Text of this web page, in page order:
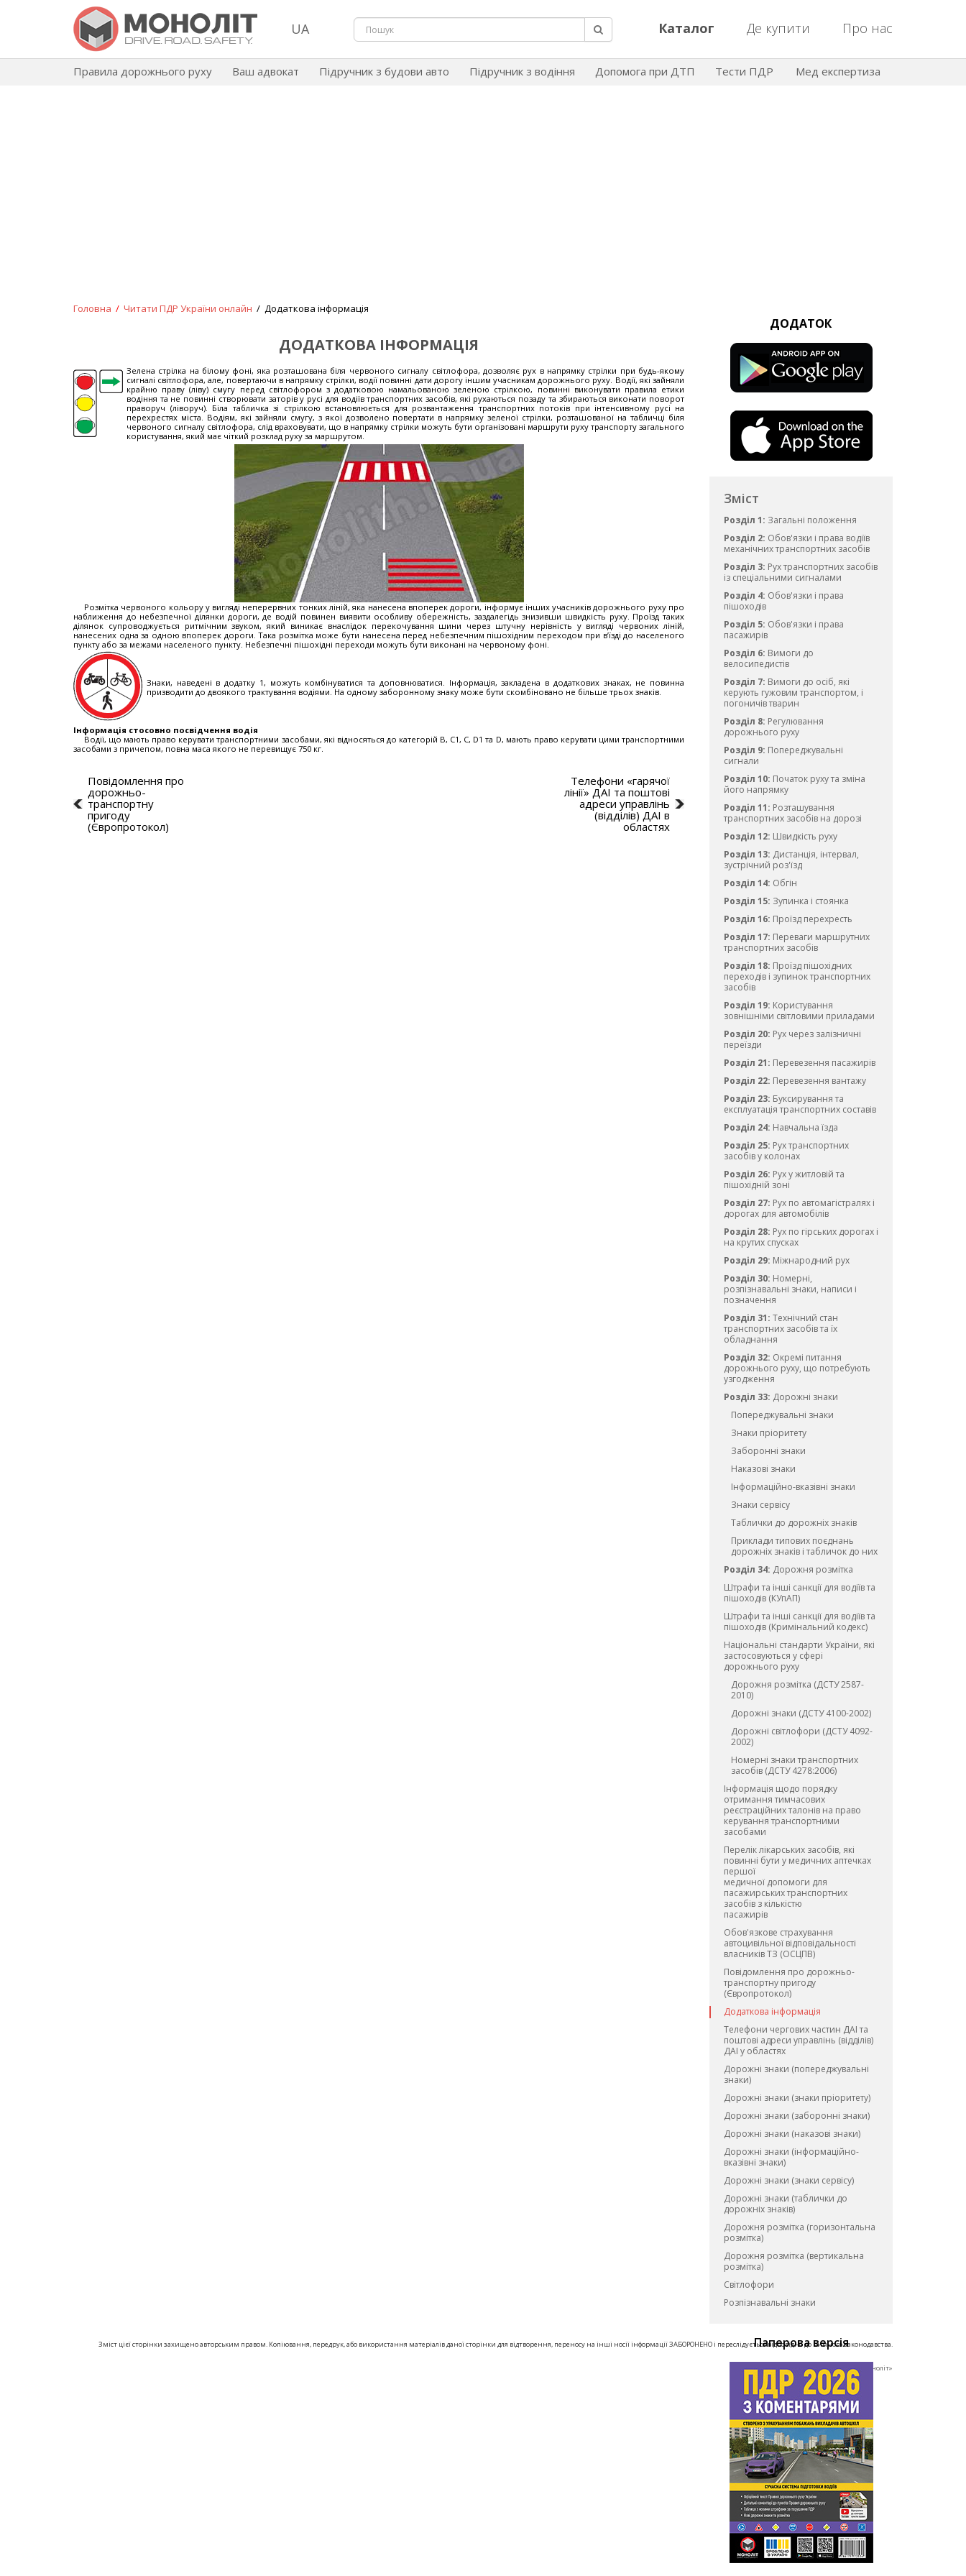
UA Каталог Де купити Про нас
Правила дорожнього руху Ваш адвокат Підручник з будови авто Підручник з водіння Допомога при ДТП Тести ПДР Мед експертиза
Головна / Читати ПДР України онлайн / Додаткова інформація
ДОДАТОК
Зміст
Розділ 1: Загальні положення
Розділ 2: Обов'язки і права водіїв
механічних транспортних засобів
Розділ 3: Рух транспортних засобів
із спеціальними сигналами
Розділ 4: Обов'язки і права
пішоходів
Розділ 5: Обов'язки і права
пасажирів
Розділ 6: Вимоги до
велосипедистів
Розділ 7: Вимоги до осіб, які
керують гужовим транспортом, і
погоничів тварин
Розділ 8: Регулювання
дорожнього руху
Розділ 9: Попереджувальні
сигнали
Розділ 10: Початок руху та зміна
його напрямку
Розділ 11: Розташування
транспортних засобів на дорозі
Розділ 12: Швидкість руху
Розділ 13: Дистанція, інтервал,
зустрічний роз'їзд
Розділ 14: Обгін
Розділ 15: Зупинка і стоянка
Розділ 16: Проїзд перехресть
Розділ 17: Переваги маршрутних
транспортних засобів
Розділ 18: Проїзд пішохідних
переходів і зупинок транспортних
засобів
Розділ 19: Користування
зовнішніми світловими приладами
Розділ 20: Рух через залізничні
переїзди
Розділ 21: Перевезення пасажирів
Розділ 22: Перевезення вантажу
Розділ 23: Буксирування та
експлуатація транспортних составів
Розділ 24: Навчальна їзда
Розділ 25: Рух транспортних
засобів у колонах
Розділ 26: Рух у житловій та
пішохідній зоні
Розділ 27: Рух по автомагістралях і
дорогах для автомобілів
Розділ 28: Рух по гірських дорогах і
на крутих спусках
Розділ 29: Міжнародний рух
Розділ 30: Номерні,
розпізнавальні знаки, написи і
позначення
Розділ 31: Технічний стан
транспортних засобів та їх
обладнання
Розділ 32: Окремі питання
дорожнього руху, що потребують
узгодження
Розділ 33: Дорожні знаки
Попереджувальні знаки
Знаки пріоритету
Заборонні знаки
Наказові знаки
Інформаційно-вказівні знаки
Знаки сервісу
Таблички до дорожніх знаків
Приклади типових поєднань
дорожніх знаків і табличок до них
Розділ 34: Дорожня розмітка
Штрафи та інші санкції для водіїв та
пішоходів (КУпАП)
Штрафи та інші санкції для водіїв та
пішоходів (Кримінальний кодекс)
Національні стандарти України, які
застосовуються у сфері
дорожнього руху
Дорожня розмітка (ДСТУ 2587-
2010)
Дорожні знаки (ДСТУ 4100-2002)
Дорожні світлофори (ДСТУ 4092-
2002)
Номерні знаки транспортних
засобів (ДСТУ 4278:2006)
Інформація щодо порядку
отримання тимчасових
реєстраційних талонів на право
керування транспортними
засобами
Перелік лікарських засобів, які
повинні бути у медичних аптечках
першої
медичної допомоги для
пасажирських транспортних
засобів з кількістю
пасажирів
Обов'язкове страхування
автоцивільної відповідальності
власників ТЗ (ОСЦПВ)
Повiдомлення про дорожньо-
транспортну пригоду
(Європротокол)
Додаткова інформація
Телефони чергових частин ДАІ та
поштові адреси управлінь (відділів)
ДАІ у областях
Дорожні знаки (попереджувальні
знаки)
Дорожні знаки (знаки пріоритету)
Дорожні знаки (заборонні знаки)
Дорожні знаки (наказові знаки)
Дорожні знаки (інформаційно-
вказівні знаки)
Дорожні знаки (знаки сервісу)
Дорожні знаки (таблички до
дорожніх знаків)
Дорожня розмітка (горизонтальна
розмітка)
Дорожня розмітка (вертикальна
розмітка)
Світлофори
Розпізнавальні знаки
Паперова версiя
ДОДАТКОВА ІНФОРМАЦІЯ
Зелена стрілка на білому фоні, яка розташована біля червоного сигналу світлофора, дозволяє рух в напрямку стрілки при будь-якому
сигналі світлофора, але, повертаючи в напрямку стрілки, водії повинні дати дорогу іншим учасникам дорожнього руху. Водії, які зайняли
крайню праву (ліву) смугу перед світлофором з додатковою намальованою зеленою стрілкою, повинні виконувати правила етики
водіння та не повинні створювати заторів у русі для водіїв транспортних засобів, які рухаються позаду та збираються виконати поворот
праворуч (ліворуч). Біла табличка зі стрілкою встановлюється для розвантаження транспортних потоків при інтенсивному русі на
перехрестях міста. Водіям, які зайняли смугу, з якої дозволено повертати в напрямку зеленої стрілки, розташованої на табличці біля
червоного сигналу світлофора, слід враховувати, що в напрямку стрілки можуть бути організовані маршрути руху транспорту загального
користування, який має чіткий розклад руху за маршрутом.
Розмітка червоного кольору у вигляді неперервних тонких ліній, яка нанесена впоперек дороги, інформує інших учасників дорожнього руху про
наближення до небезпечної ділянки дороги, де водій повинен виявити особливу обережність, заздалегідь знизивши швидкість руху. Проїзд таких
ділянок супроводжується ритмічним звуком, який виникає внаслідок перекочування шини через штучну нерівність у вигляді червоних ліній,
нанесених одна за одною впоперек дороги. Така розмітка може бути нанесена перед небезпечним пішохідним переходом при в’їзді до населеного
пункту або за межами населеного пункту. Небезпечні пішохідні переходи можуть бути виконані на червоному фоні.
Знаки, наведені в додатку 1, можуть ком­бінуватися та доповнюватися. Інформація, закладена в додаткових знаках, не повинна
призводити до двоякого трактування водіями. На одному заборонному знаку може бути скомбіновано не більше трьох знаків.
Інформація стосовно посвідчення водія
Водії, що мають право керувати транспортними засобами, які відносяться до категорій В, С1, С, D1 та D, мають право керувати цими тран­спортними
засобами з причепом, повна маса якого не перевищує 750 кг.
Повідомлення про
дорожньо-
транспортну
пригоду
(Європротокол)
Телефони «гарячої
лінії» ДАІ та поштові
адреси управлiнь
(відділів) ДАI в
областях
Зміст цієї сторінки захищено авторським правом. Копіювання, передрук, або використання матеріалів даної сторінки для відтворення, переносу на інші носії інформації ЗАБОРОНЕНО і переслідується відповідно до чинного законодавства.
© ТОВ «Видавництво «Моноліт»